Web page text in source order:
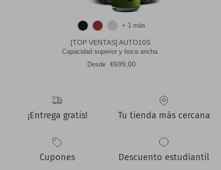
[TOP VENTAS] AUTO10S
Capacidad superior y boca ancha.
Precio normal
Desde €699,00
+ 1 más
¡Entrega gratis! Tu tienda más cercana
Cupones Descuento estudiantil